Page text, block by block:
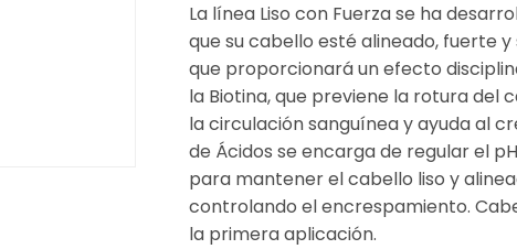
cantidad
La línea Liso con Fuerza se ha
que su cabello esté alineado, fuerte
que proporcionará un efecto
la Biotina, que previene la rotura del
la circulación sanguínea y ayuda al
de Ácidos se encarga de regular el
para mantener el cabello liso y
controlando el encrespamiento.
la primera aplicación.